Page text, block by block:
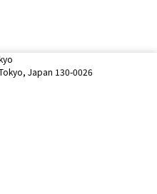
Japan 130-0026